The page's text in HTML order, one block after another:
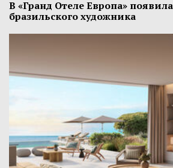
В «Гранд Отеле Европа»
бразильского художника